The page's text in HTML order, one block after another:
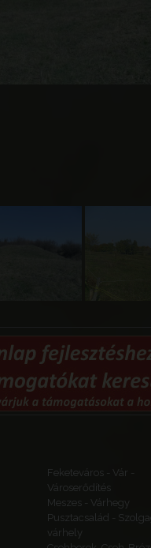
Feketeváros - Vár -
Városerődítés
Meszes - Várhegy
Pusztacsalád -
várhely